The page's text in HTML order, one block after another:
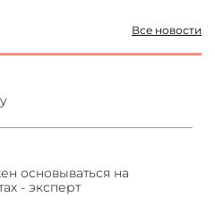
Все новости
основываться на
- эксперт
допускает применение